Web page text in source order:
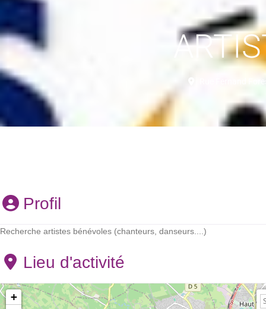
Profil
Recherche artistes bénévoles (chanteurs, danseurs....)
Lieu d'activité
+